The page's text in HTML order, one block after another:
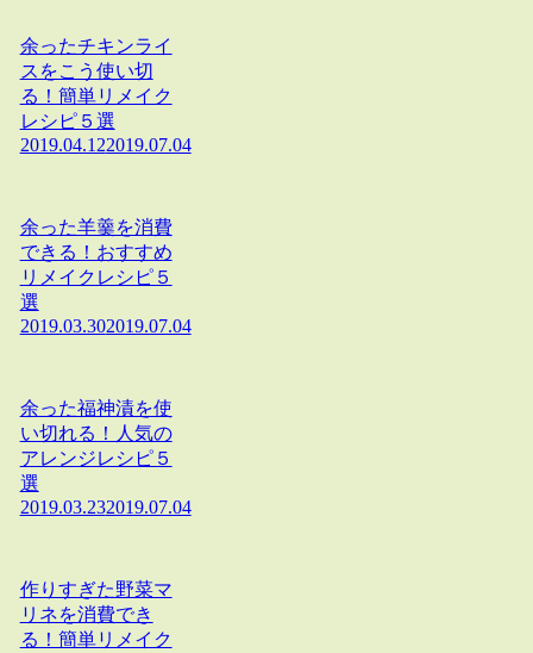
余ったチキンライ
スをこう使い切
る！簡単リメイク
レシピ５選
2019.04.122019.07.04
余った羊羹を消費
できる！おすすめ
リメイクレシピ５
選
2019.03.302019.07.04
余った福神漬を使
い切れる！人気の
アレンジレシピ５
選
2019.03.232019.07.04
作りすぎた野菜マ
リネを消費でき
る！簡単リメイク